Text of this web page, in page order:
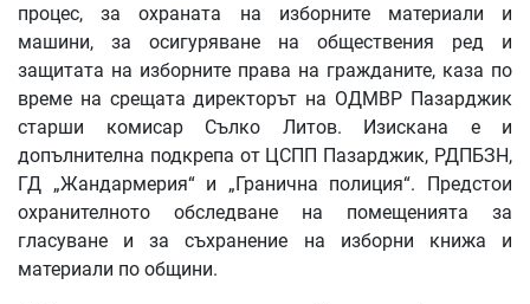
процес, за охраната на изборните материали и
машини, за осигуряване на обществения ред и
защитата на изборните права на гражданите, каза по
време на срещата директорът на ОДМВР Пазарджик
старши комисар Сълко Литов. Изискана е и
допълнителна подкрепа от ЦСПП Пазарджик, РДПБЗН,
ГД „Жандармерия“ и „Гранична полиция“. Предстои
охранителното обследване на помещенията за
гласуване и за съхранение на изборни книжа и
материали по общини.